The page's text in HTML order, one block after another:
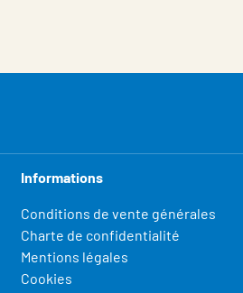
Informations
Conditions de vente générales
Charte de confidentialité
Mentions légales
Cookies